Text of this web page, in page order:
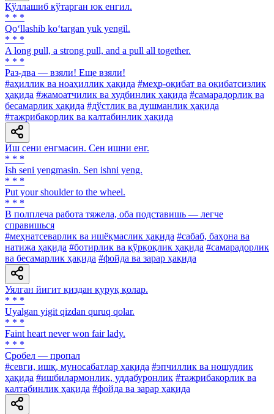
Қўллашиб кўтарган юк енгил.
* * *
Qo‘llashib ko‘targan yuk yengil.
* * *
A long pull, a strong pull, and a pull all together.
* * *
Раз-два — взяли! Еще взяли!
#аҳиллик ва ноаҳиллик ҳақида #меҳр-оқибат ва оқибатсизлик
ҳақида #жамоатчилик ва худбинлик ҳақида #самарадорлик ва
бесамарлик ҳақида #дўстлик ва душманлик ҳақида
#тажрибакорлик ва калтабинлик ҳақида
Иш сени енгмасин. Сен ишни енг.
* * *
Ish seni yengmasin. Sen ishni yeng.
* * *
Put your shoulder to the wheel.
* * *
В полплеча работа тяжела, оба подставишь — легче
справишься
#меҳнатсеварлик ва ишёқмаслик ҳақида #сабаб, баҳона ва
натижа ҳақида #ботирлик ва қўрқоқлик ҳақида #самарадорлик
ва бесамарлик ҳақида #фойда ва зарар ҳақида
Уялган йигит қиздан қуруқ қолар.
* * *
Uyalgan yigit qizdan quruq qolar.
* * *
Faint heart never won fair lady.
* * *
Сробел — пропал
#севги, ишқ, муносабатлар ҳақида #эпчиллик ва ношудлик
ҳақида #ишбилармонлик, уддабуронлик #тажрибакорлик ва
калтабинлик ҳақида #фойда ва зарар ҳақида